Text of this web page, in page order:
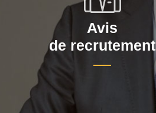
Avis
de recrutement